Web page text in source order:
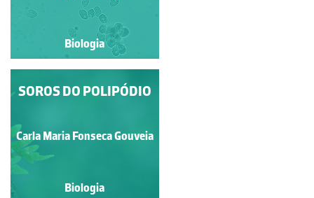
Biologia
Biologia
ESPORÓFITO DE
Jose Pissarra
Biologia
SOROS DO POLIPÓDIO
Carla Maria Fonseca Gouveia
Biologia